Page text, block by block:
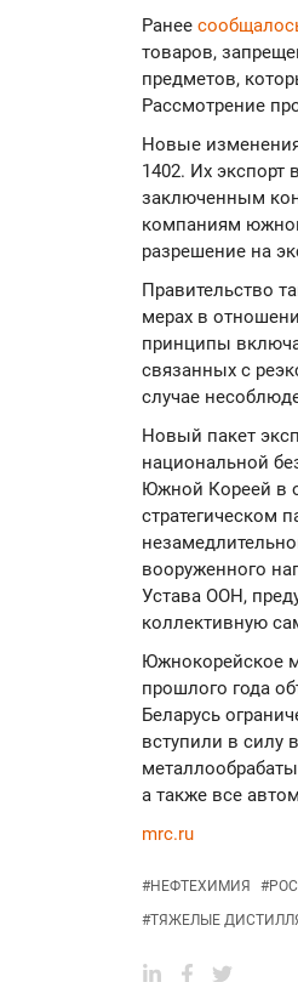
Ранее
товаров,
предметов,
Рассмотрение
Новые
1402. Их экспорт
заключенным
компаниям
разрешение на
Правительство
мерах в
принципы
связанных с
случае
Новый пакет
национальной
Южной Кореей в
стратегическом
вооруженного
Устава ООН,
коллективную
Южнокорейское
прошлого года
Беларусь
вступили в силу
а также все
mrc.ru
#НЕФТЕХИМИЯ #
#ТЯЖЕЛЫЕ